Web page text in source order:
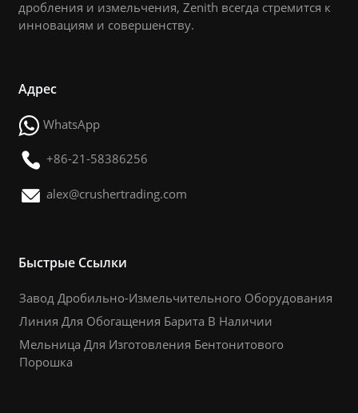
дробления и измельчения, Zenith всегда стремится к
инновациям и совершенству.
Адрес
WhatsApp
+86-21-58386256
alex@crushertrading.com
Быстрые Ссылки
Завод Дробильно-Измельчительного Оборудования
Линия Для Обогащения Барита В Наличии
Мельница Для Изготовления Бентонитового
Порошка